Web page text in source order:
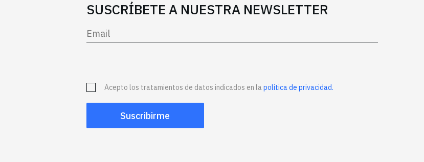
SUSCRÍBETE A NUESTRA NEWSLETTER
Acepto los tratamientos de datos indicados en lapolítica de privacidad.